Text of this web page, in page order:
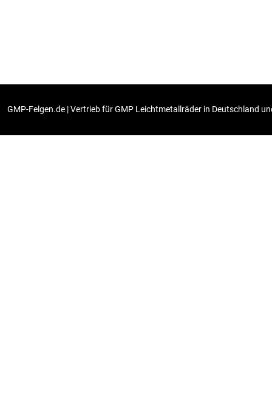
GMP-Felgen.de | Vertrieb für GMP Leichtmetallräder in Deutschland